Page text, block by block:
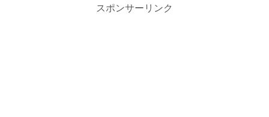
スポンサーリンク